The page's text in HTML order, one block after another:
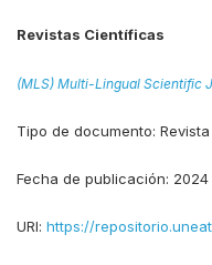
Revistas Científicas
(MLS) Multi-Lingual Scientific
Tipo de documento: Revista
Fecha de publicación: 2024
URI: https://